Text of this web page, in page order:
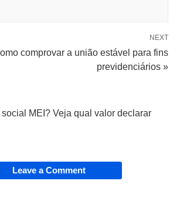
NEXT
comprovar a união estável para fins
previdenciários »
MEI? Veja qual valor declarar
Leave a Comment